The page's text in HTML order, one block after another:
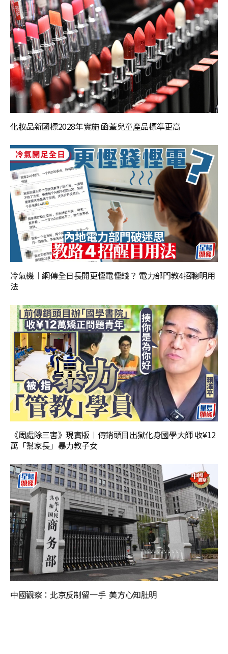
化妝品新國標2028年實施 函蓋兒童產品標準更高
冷氣機︱網傳全日長開更慳電慳錢？ 電力部門教4招聰明用
法
《周處除三害》現實版︱傳銷頭目出獄化身國學大師 收¥12
萬「幫家長」暴力教子女
中國觀察：北京反制留一手 美方心知肚明